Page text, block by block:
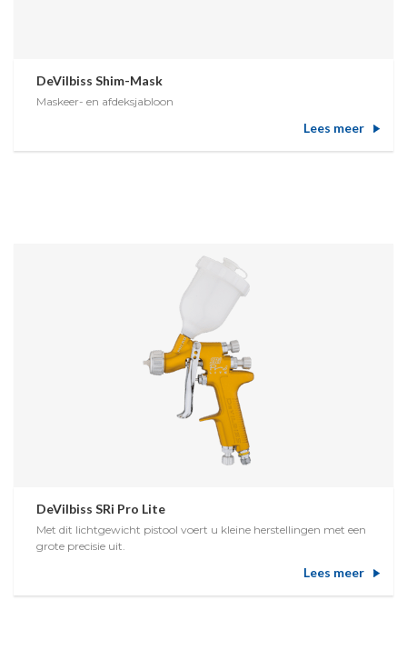
DeVilbiss Shim-Mask
Maskeer- en afdeksjabloon
Lees meer
DeVilbiss SRi Pro Lite
Met dit lichtgewicht pistool voert u kleine herstellingen met een
grote precisie uit.
Lees meer